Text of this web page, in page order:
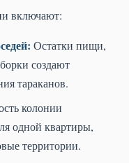
включают:
Остатки пищи,
создают
тараканов.
колонии
одной квартиры,
территории.